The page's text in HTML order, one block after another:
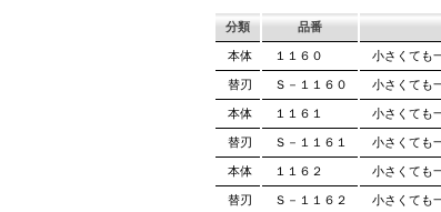
分類 品番
本体 １１６０
小さくても
替刃 Ｓ－１１６０ 小さくても
本体 １１６１
小さくても
替刃 Ｓ－１１６１ 小さくても
本体 １１６２
小さくても
替刃 Ｓ－１１６２ 小さくても